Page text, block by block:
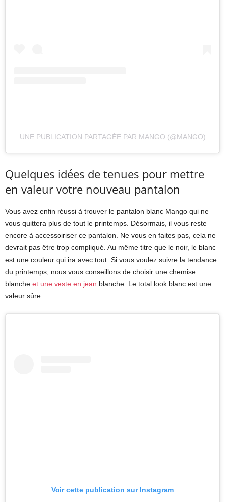
UNE PUBLICATION PARTAGÉE PAR MANGO (@MANGO)
Quelques idées de tenues pour mettre
en valeur votre nouveau pantalon
Vous avez enfin réussi à trouver le pantalon blanc Mango qui ne
vous quittera plus de tout le printemps. Désormais, il vous reste
encore à accessoiriser ce pantalon. Ne vous en faites pas, cela ne
devrait pas être trop compliqué. Au même titre que le noir, le blanc
est une couleur qui ira avec tout. Si vous voulez suivre la tendance
du printemps, nous vous conseillons de choisir une chemise
blanche et une veste en jean blanche. Le total look blanc est une
valeur sûre.
Voir cette publication sur Instagram